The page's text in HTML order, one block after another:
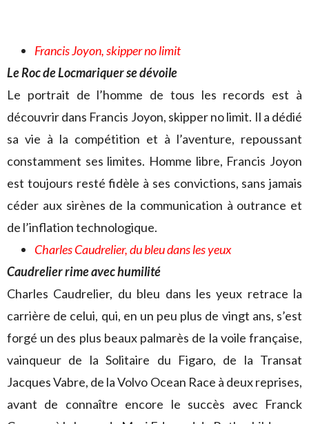
Francis Joyon, skipper no limit
Le Roc de Locmariquer se dévoile
Le portrait de l’homme de tous les records est à
découvrir dans Francis Joyon, skipper no limit. Il a dédié
sa vie à la compétition et à l’aventure, repoussant
constamment ses limites. Homme libre, Francis Joyon
est toujours resté fidèle à ses convictions, sans jamais
céder aux sirènes de la communication à outrance et
de l’inflation technologique.
Charles Caudrelier, du bleu dans les yeux
Caudrelier rime avec humilité
Charles Caudrelier, du bleu dans les yeux retrace la
carrière de celui, qui, en un peu plus de vingt ans, s’est
forgé un des plus beaux palmarès de la voile française,
vainqueur de la Solitaire du Figaro, de la Transat
Jacques Vabre, de la Volvo Ocean Race à deux reprises,
avant de connaître encore le succès avec Franck